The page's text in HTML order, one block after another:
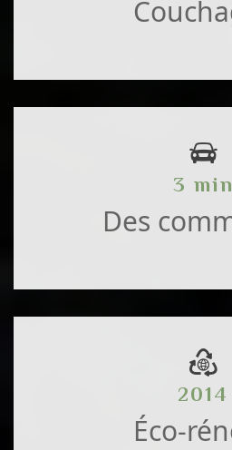
3 min
Des
2014
Éco-